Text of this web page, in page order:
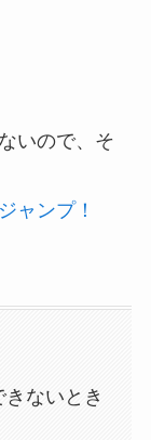
いので、そ
ャンプ！
ないとき